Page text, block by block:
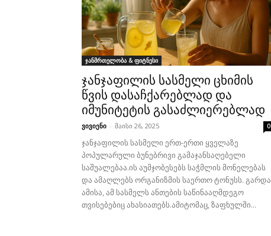
ჯანმრთელობა & ფიტნესი
ჯანჯაფილის სასმელი ცხიმის
წვის დასაჩქარებლად და
იმუნიტეტის გასაძლიერებლად
ვივიენი - მაისი 26, 2025 0
ჯანჯაფილის სასმელი ერთ-ერთი ყველაზე
პოპულარული ბუნებრივი გამაჯანსაღებელი
საშუალებაა.ის აუმჯობესებს საჭმლის მონელებას
და ამაღლებს ორგანიზმის საერთო ტონუსს. გარდა
ამისა, ამ სასმელს ანთების საწინააღმდეგო
თვისებებიც ახასიათებს.ამიტომაც, ზაფხულში...